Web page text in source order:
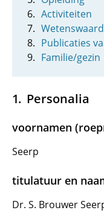
Activiteiten
Publicaties
Familie/gezin
Personalia
voornamen
Seerp
titulatuur en
Dr. S. Brouwer